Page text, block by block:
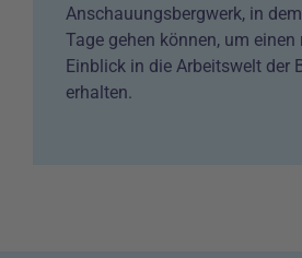
Anschauungsbergwerk, in
Tage gehen können, um
Einblick in die Arbeitswelt der
erhalten.